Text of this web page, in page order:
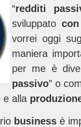
“redditi
sviluppato
vorrei oggi
maniera
per me è
passivo” o
e alla
business è